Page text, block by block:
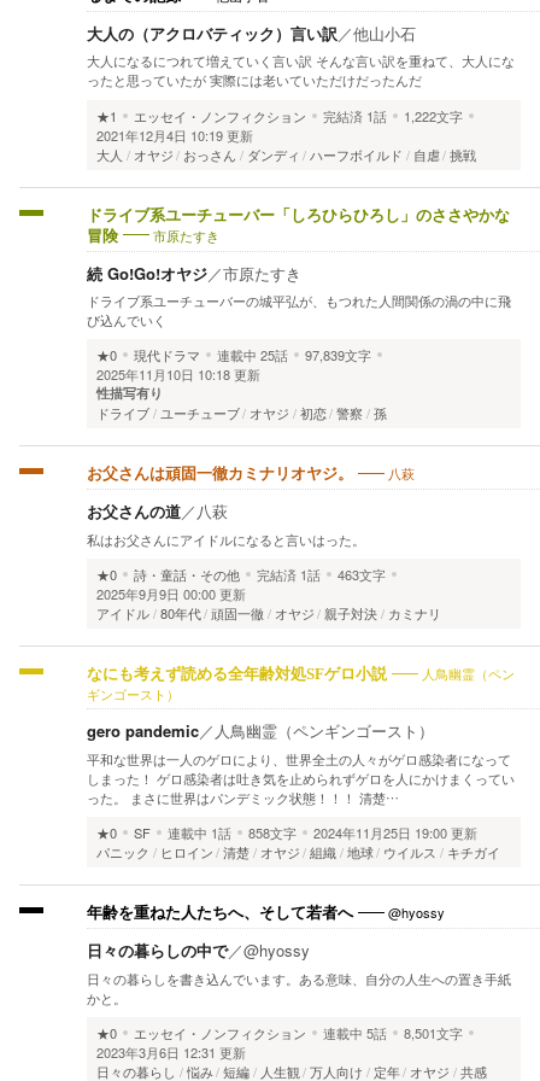
大人の（アクロバティック）言い訳／他山小石
大人になるにつれて増えていく言い訳 そんな言い訳を重ねて、大人にな
ったと思っていたが 実際には老いていただけだったんだ
★1
エッセイ・ノンフィクション 完結済 1話
1,222文字
2021年12月4日 10:19 更新
大人
オヤジ おっさん ダンディ ハーフボイルド 自虐 挑戦
ドライブ系ユーチューバー「しろひらひろし」のささやかな
冒険
市原たすき
続 Go!Go!オヤジ／市原たすき
ドライブ系ユーチューバーの城平弘が、もつれた人間関係の渦の中に飛
び込んでいく
★0
現代ドラマ 連載中 25話
97,839文字
2025年11月10日 10:18 更新
性描写有り
ドライブ ユーチューブ オヤジ 初恋 警察 孫
お父さんは頑固一徹カミナリオヤジ。 八萩
お父さんの道／八萩
私はお父さんにアイドルになると言いはった。
★0
詩・童話・その他 完結済 1話
463文字
2025年9月9日 00:00 更新
アイドル 80年代 頑固一徹 オヤジ 親子対決 カミナリ
なにも考えず読める全年齢対処SFゲロ小説
人鳥幽霊（ペン
ギンゴースト）
gero pandemic／ 人鳥幽霊（ペンギンゴースト）
平和な世界は一人のゲロにより、世界全土の人々がゲロ感染者になって
しまった！ ゲロ感染者は吐き気を止められずゲロを人にかけまくってい
った。 まさに世界はパンデミック状態！！！ 清楚…
★0
SF 連載中 1話 858文字
2024年11月25日 19:00 更新
パニック
ヒロイン 清楚 オヤジ 組織 地球 ウイルス キチガイ
年齢を重ねた人たちへ、そして若者へ @hyossy
日々の暮らしの中で／@hyossy
日々の暮らしを書き込んでいます。ある意味、自分の人生への置き手紙
かと。
★0
エッセイ・ノンフィクション 連載中 5話
8,501文字
2023年3月6日 12:31 更新
日々の暮らし
悩み 短編 人生観 万人向け 定年 オヤジ 共感